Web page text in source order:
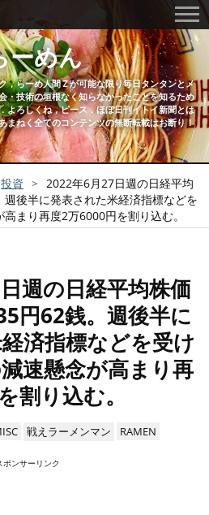
ーめん
，らーめ人間Ｚが可能な限り毎日タンタンとメ
・技術の垣根なく知らなかったことを知るため
よろしくね，ピース．ほぼ日刊イトイ新聞とは
まねく全てのコンテンツの無断転載はお断り！
投資 > 2022年6月27日週の日経平均
後半に発表された米経済指標などを
まり再度2万6000円を割り込む。
週の日経平均株価
円62銭。週後半に
済指標などを受け
速懸念が高まり再
割り込む。
戦えラーメンマン RAMEN
ポンサーリンク